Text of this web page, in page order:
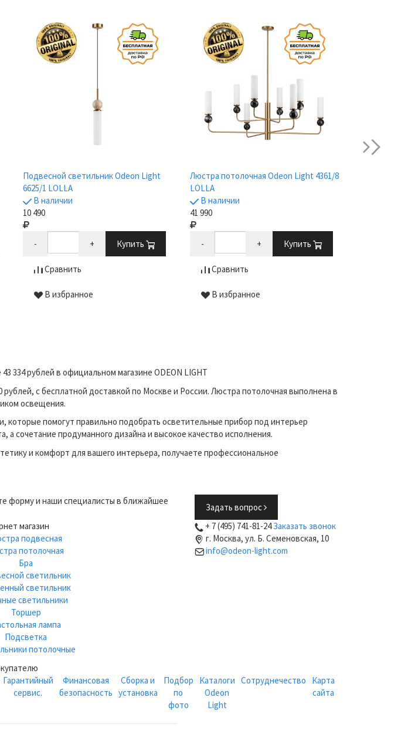
Подвесной светильник Odeon Light
6625/1 LOLLA
В наличии
10 490
- + Купить
Сравнить
В избранное
Люстра потолочная Odeon Light 4361/8
LOLLA
В наличии
41 990
- + Купить
Сравнить
В избранное
next
334 рублей в официальном магазине ODEON LIGHT
с бесплатной доставкой по Москве и России. Люстра потолочная выполнена в
освещения.
помогут правильно подобрать осветительные прибор под интерьер
а сочетание продуманного дизайна и высокое качество исполнения.
и комфорт для вашего интерьера, получаете профессиональное
форму и наши специалисты в ближайшее
Задать вопрос
магазин
подвесная
потолочная
Бра
светильник
светильник
светильники
Торшер
лампа
Подсветка
потолочные
Гарантийный
сервис.
Финансовая
безопасность
Сборка и
установка
Подбор
по
фото
Каталоги
Odeon
Light
Сотруднечество
Карта
сайта
+ 7 (495) 741-81-24Заказать звонок
г. Москва, ул. Б. Семеновская, 10
info@odeon-light.com